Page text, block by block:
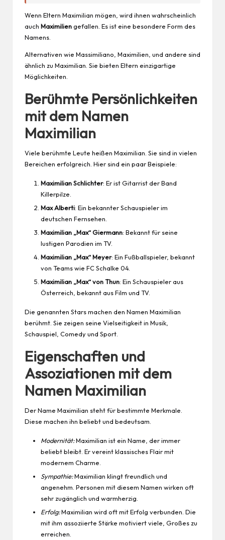
Wenn Eltern Maximilian mögen, wird ihnen wahrscheinlich
auch Maximiliengefallen. Es ist eine besondere Form des
Namens.
Alternativen wie Massimiliano, Maximilien, und andere sind
ähnlich zu Maximilian. Sie bieten Eltern einzigartige
Möglichkeiten.
Berühmte Persönlichkeiten
mit dem Namen
Maximilian
Viele berühmte Leute heißen Maximilian. Sie sind in vielen
Bereichen erfolgreich. Hier sind ein paar Beispiele:
Maximilian Schlichter: Er ist Gitarrist der Band
Killerpilze.
Max Alberti: Ein bekannter Schauspieler im
deutschen Fernsehen.
Maximilian „Max“ Giermann: Bekannt für seine
lustigen Parodien im TV.
Maximilian „Max“ Meyer: Ein Fußballspieler, bekannt
von Teams wie FC Schalke 04.
Maximilian „Max“ von Thun: Ein Schauspieler aus
Österreich, bekannt aus Film und TV.
Die genannten Stars machen den Namen Maximilian
berühmt. Sie zeigen seine Vielseitigkeit in Musik,
Schauspiel, Comedy und Sport.
Eigenschaften und
Assoziationen mit dem
Namen Maximilian
Der Name Maximilian steht für bestimmte Merkmale.
Diese machen ihn beliebt und bedeutsam.
Modernität:Maximilian ist ein Name, der immer
beliebt bleibt. Er vereint klassisches Flair mit
modernem Charme.
Sympathie:Maximilian klingt freundlich und
angenehm. Personen mit diesem Namen wirken oft
sehr zugänglich und warmherzig.
Erfolg:Maximilian wird oft mit Erfolg verbunden. Die
mit ihm assoziierte Stärke motiviert viele, Großes zu
erreichen.